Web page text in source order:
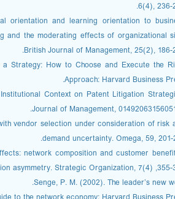
6(4), 236-
orientation and learning orientation to
and the moderating effects of organizational
British Journal of Management, 25(2), 186-
Strategy: How to Choose and Execute the
Approach: Harvard Business
Context on Patent Litigation
Journal of Management,
vendor selection under consideration of risk
demand uncertainty. Omega, 59, 201-
network composition and customer
asymmetry. Strategic Organization, 7(4) ,355-
Senge, P. M. (2002). The leader’s new